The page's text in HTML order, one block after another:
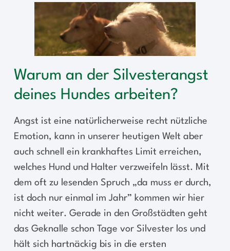
Warum an der Silvesterangst
deines Hundes arbeiten?
Angst ist eine natürlicherweise recht nützliche
Emotion, kann in unserer heutigen Welt aber
auch schnell ein krankhaftes Limit erreichen,
welches Hund und Halter verzweifeln lässt. Mit
dem oft zu lesenden Spruch „da muss er durch,
ist doch nur einmal im Jahr” kommen wir hier
nicht weiter. Gerade in den Großstädten geht
das Geknalle schon Tage vor Silvester los und
hält sich hartnäckig bis in die ersten